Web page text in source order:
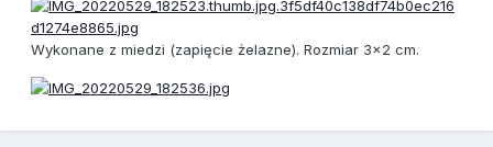
Wykonane z miedzi (zapięcie żelazne). Rozmiar 3x2 cm.